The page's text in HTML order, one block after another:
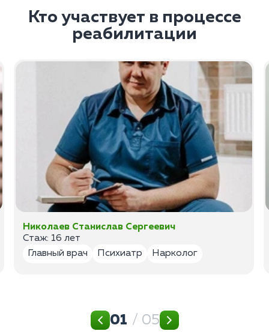
Кто участвует в процессе
реабилитации
Николаев Станислав Сергеевич
Стаж: 16 лет
Главный врач
Психиатр Нарколог
01 / 05